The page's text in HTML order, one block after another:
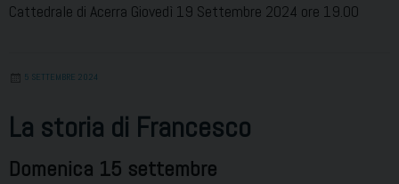
Cattedrale di Acerra Giovedì 19 Settembre 2024 ore 19.00
5 SETTEMBRE 2024
La storia di Francesco
Domenica 15 settembre